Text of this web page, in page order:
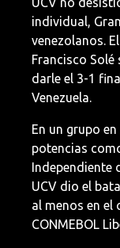
individual,
venezolanos.
Francisco
darle el 3-1
Venezuela.
En un grupo
potencias
Independiente
UCV dio el
al menos en el
CONMEBOL